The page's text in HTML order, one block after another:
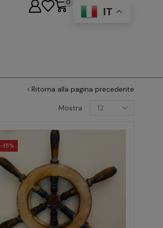
0
IT
Ritorna alla pagina precedente
Mostra
-15%